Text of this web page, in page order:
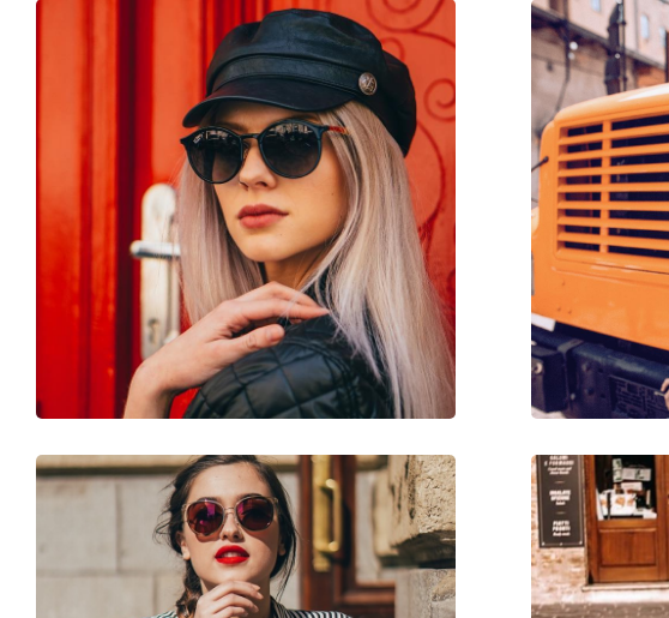
Étui:
Oui
Tissu de nettoyage:
Oui
Pour femmes
Lunettes de soleil
Marque:
Tommy Hilfiger
Utilisation:
Mode
Code:
TH1810/S 807 9O 55